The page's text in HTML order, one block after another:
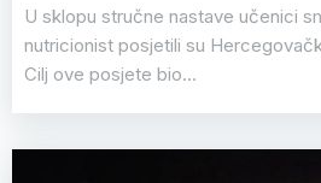
U sklopu stručne nastave učenici
nutricionist posjetili su
Cilj ove posjete bio…